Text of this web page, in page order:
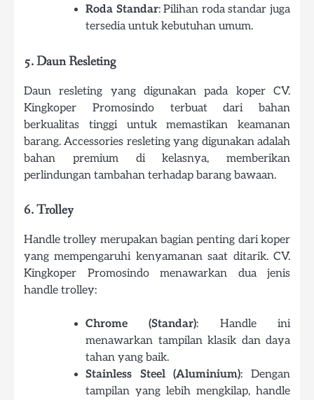
Roda Standar: Pilihan roda standar juga
tersedia untuk kebutuhan umum.
5. Daun Resleting
Daun resleting yang digunakan pada koper CV.
Kingkoper Promosindo terbuat dari bahan
berkualitas tinggi untuk memastikan keamanan
barang. Accessories resleting yang digunakan adalah
bahan premium di kelasnya, memberikan
perlindungan tambahan terhadap barang bawaan.
6. Trolley
Handle trolley merupakan bagian penting dari koper
yang mempengaruhi kenyamanan saat ditarik. CV.
Kingkoper Promosindo menawarkan dua jenis
handle trolley:
Chrome (Standar): Handle ini
menawarkan tampilan klasik dan daya
tahan yang baik.
Stainless Steel (Aluminium): Dengan
tampilan yang lebih mengkilap, handle